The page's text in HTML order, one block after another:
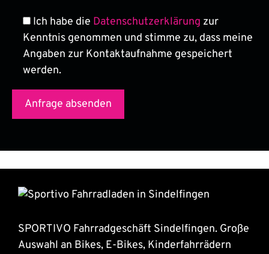
Ich habe die Datenschutzerklärung zur
Kenntnis genommen und stimme zu, dass meine
Angaben zur Kontaktaufnahme gespeichert
werden.
SPORTIVO Fahrradgeschäft Sindelfingen. Große
Auswahl an Bikes, E-Bikes, Kinderfahrrädern